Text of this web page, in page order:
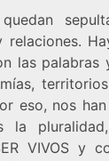
relaciones.
las palabras
eso, nos
la
VIVOS y